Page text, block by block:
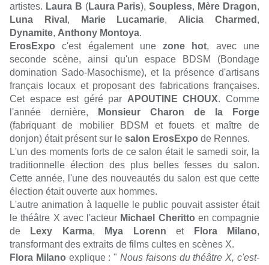
artistes. Laura B (Laura Paris), Soupless, Mère Dragon,
Luna Rival , Marie Lucamarie, Alicia Charmed ,
Dynamite, Anthony Montoya.
ErosExpo c'est également unezone hot, avec une
seconde scène, ainsi qu'un espace BDSM (Bondage
domination Sado-Masochisme), et la présence d'artisans
français locaux et proposant des fabrications françaises.
Cet espace est géré par APOUTINE CHOUX. Comme
l'année dernière,
Monsieur Charon de la Forge
(fabriquant de mobilier BDSM et fouets et maître de
donjon) était présent sur le salon ErosExpo de Rennes.
L'un des moments forts de ce salon était le samedi soir, la
traditionnelle élection des plus belles fesses du salon.
Cette année, l'une des nouveautés du salon est que cette
élection était ouverte aux hommes.
L'autre animation à laquelle le public pouvait assister était
le théâtre X avec l'acteur Michael Cheritto en compagnie
de
Lexy Karma, Mya Lorenn et Flora Milano,
transformant des extraits de films cultes en scènes X.
Flora Milano explique : "Nous faisons du théâtre X, c'est-